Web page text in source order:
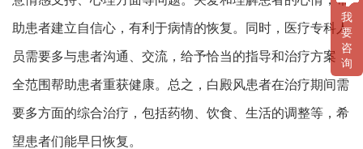
助患者建立自信心，有利于病情的恢复。同时，医疗专科人
员需要多与患者沟通、交流，给予恰当的指导和治疗方案，
全范围帮助患者重获健康。总之，白殿风患者在治疗期间需
要多方面的综合治疗，包括药物、饮食、生活的调整等，希
望患者们能早日恢复。
我
要
咨
询